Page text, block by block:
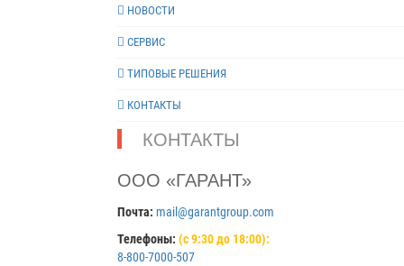
НОВОСТИ
СЕРВИС
ТИПОВЫЕ РЕШЕНИЯ
КОНТАКТЫ
КОНТАКТЫ
ООО «ГАРАНТ»
Почта: mail@garantgroup.com
Телефоны: (с 9:30 до 18:00):
8-800-7000-507